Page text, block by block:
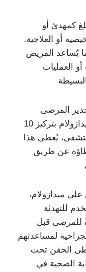
حقن ميدازولام بتركيز 10 ملغ كمهدئ أو
أو العلاجية.
يُساعد المريض
العمليات
المرضى
المسنين وتهدئتهم باستخدام حقن ميدازولام بتركيز 10
يُعطى هذا
عن طريق
ميدازولام بتركيز 10 ملغ على ميدازولام،
للتهدئة
للمرضى قبل
لمساعدتهم
الحقن تحت
الصحية في